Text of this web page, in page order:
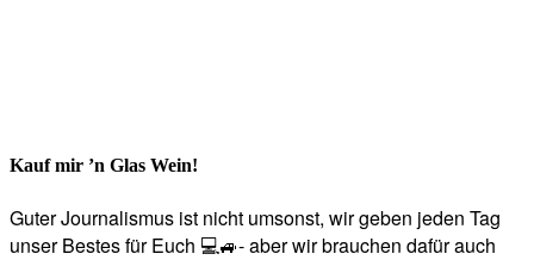
Kauf mir ’n Glas Wein!
Guter Journalismus ist nicht umsonst, wir geben jeden Tag
unser Bestes für Euch 💻🚙- aber wir brauchen dafür auch